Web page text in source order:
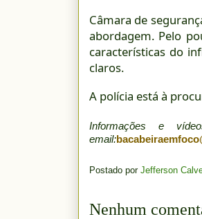
Câmara de
abordagem. Pelo
características do
claros.
A polícia está à
Informações e
email:
Postado por Jefferson
Nenhum